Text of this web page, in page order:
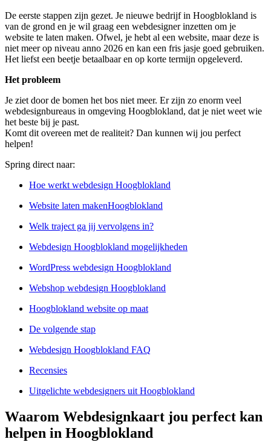
De eerste stappen zijn gezet. Je nieuwe bedrijf in Hoogblokland is
van de grond en je wil graag een webdesigner inzetten om je
website te laten maken. Ofwel, je hebt al een website, maar deze is
niet meer op niveau anno 2026 en kan een fris jasje goed gebruiken.
Het liefst een beetje betaalbaar en op korte termijn opgeleverd.
Het probleem
Je ziet door de bomen het bos niet meer. Er zijn zo enorm veel
webdesignbureaus in omgeving Hoogblokland, dat je niet weet wie
het beste bij je past.
Komt dit overeen met de realiteit? Dan kunnen wij jou perfect
helpen!
Spring direct naar:
Hoe werkt webdesign Hoogblokland
Website laten makenHoogblokland
Welk traject ga jij vervolgens in?
Webdesign Hoogblokland mogelijkheden
WordPress webdesign Hoogblokland
Webshop webdesign Hoogblokland
Hoogblokland website op maat
De volgende stap
Webdesign Hoogblokland FAQ
Recensies
Uitgelichte webdesigners uit Hoogblokland
Waarom Webdesignkaart jou perfect kan
helpen in Hoogblokland